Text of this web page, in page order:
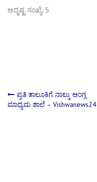
ಅದೃಷ್ಟ ಸಂಖ್ಯೆ: 5
Post
ಪ್ರತಿ ತಾಲೂಕಿಗೆ ನಾಲ್ಕು ಆಂಗ್ಲ
ಮಾಧ್ಯಮ ಶಾಲೆ – Vishwanews24